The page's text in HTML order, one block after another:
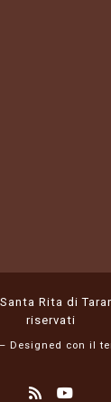
Rita di
riservati
– Designed con il